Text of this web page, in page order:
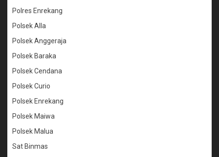
Polres Enrekang
Polsek Alla
Polsek Anggeraja
Polsek Baraka
Polsek Cendana
Polsek Curio
Polsek Enrekang
Polsek Maiwa
Polsek Malua
Sat Binmas